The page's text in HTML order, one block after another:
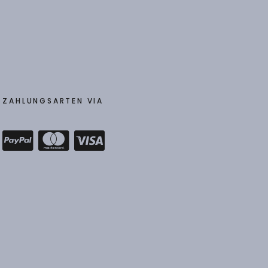
ZAHLUNGSARTEN VIA